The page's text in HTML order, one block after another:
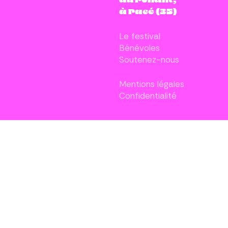
à Pacé (35)
Le festival
Bénévoles
Soutenez-nous
Mentions légales
Confidentialité